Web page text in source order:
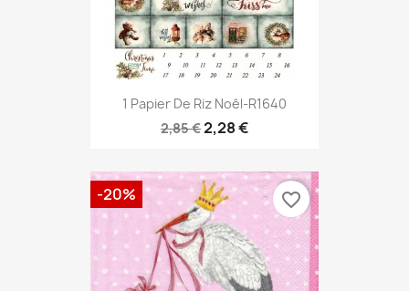
1 Papier De Riz Noêl-R1640
2,85 €2,28 €
-20% favorite_border